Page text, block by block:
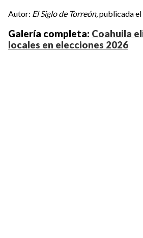
Autor: El Siglo de Torreón,publicada el
Galería completa: Coahuila
locales en elecciones 2026